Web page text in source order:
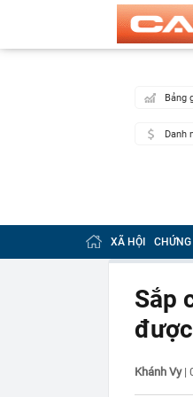
Bảng
Danh
XÃ HỘI
Sắp
Khánh Vy|